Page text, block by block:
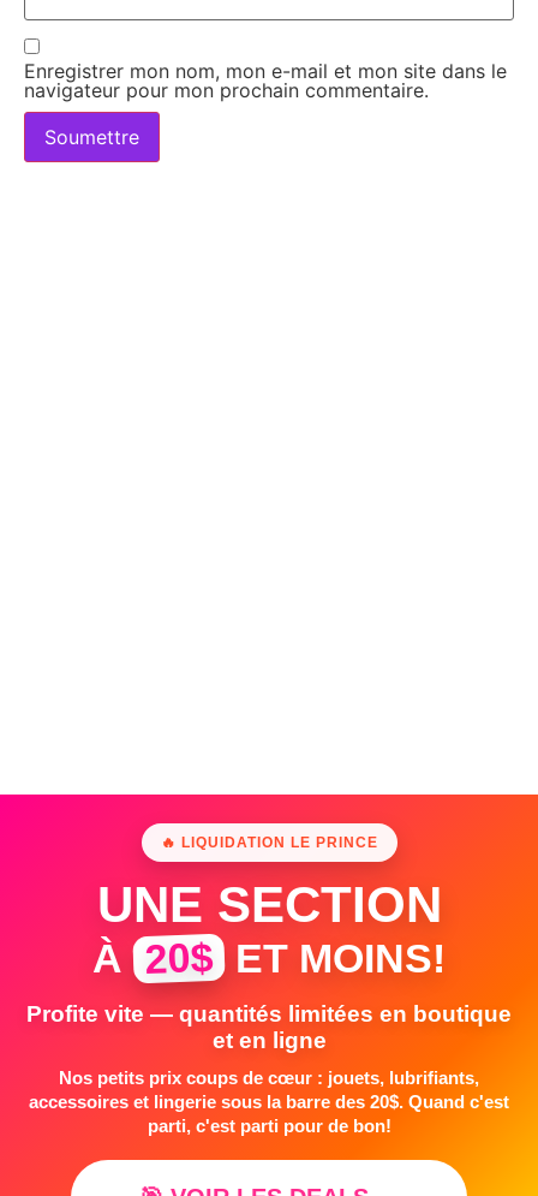
Enregistrer mon nom, mon e-mail et mon site dans le
navigateur pour mon prochain commentaire.
🔥 LIQUIDATION LE PRINCE
UNE SECTION
À 20$ ET MOINS!
Profite vite — quantités limitées en boutique
et en ligne
Nos petits prix coups de cœur : jouets, lubrifiants,
accessoires et lingerie sous la barre des 20$. Quand c'est
parti, c'est parti pour de bon!